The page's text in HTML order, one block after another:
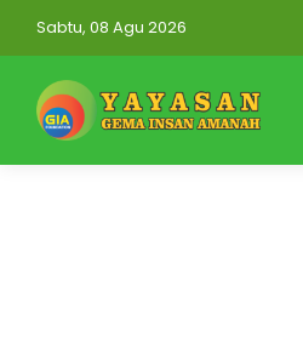
Sabtu, 08 Agu 2026